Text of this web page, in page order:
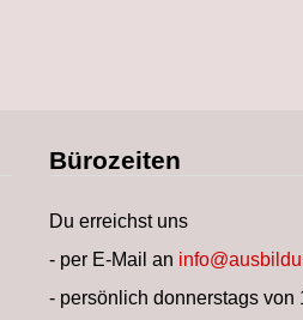
Bürozeiten
Du erreichst uns
- per E-Mail an
- persönlich donnerstags von